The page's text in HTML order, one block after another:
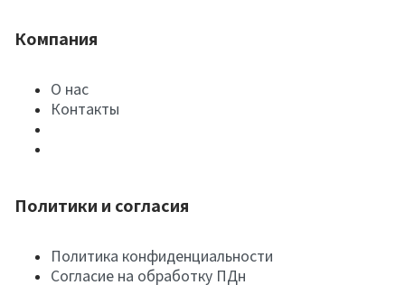
Компания
О нас
Контакты
Политики и согласия
Политика конфиденциальности
Согласие на обработку ПДн